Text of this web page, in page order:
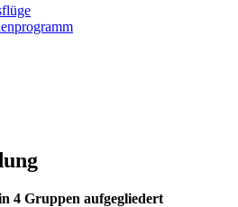
4 Gruppen aufgegliedert